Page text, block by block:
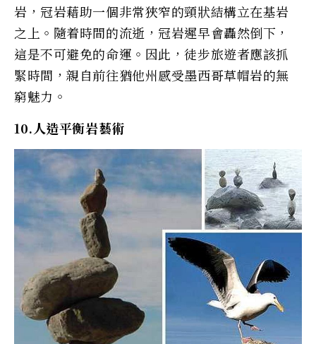
岩，冠岩藉助一個非常狹窄的頸狀結構立在基岩
之上。隨着時間的流逝，冠岩遲早會轟然倒下，
這是不可避免的命運。因此，徒步旅遊者應該抓
緊時間，親自前往猶他州感受墨西哥草帽岩的無
窮魅力。
10.人造平衡岩藝術